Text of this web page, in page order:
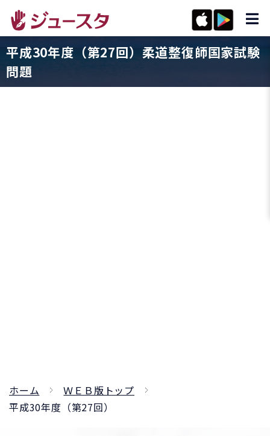
平成30年度（第27回）柔道整復師国家試験
問題
ホーム
ＷＥＢ版トップ
平成30年度（第27回）